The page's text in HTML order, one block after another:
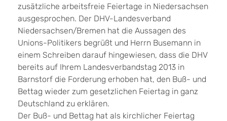
zusätzliche arbeitsfreie Feiertage in Niedersachsen
ausgesprochen. Der DHV-Landesverband
Niedersachsen/Bremen hat die Aussagen des
Unions-Politikers begrüßt und Herrn Busemann in
einem Schreiben darauf hingewiesen, dass die DHV
bereits auf Ihrem Landesverbandstag 2013 in
Barnstorf die Forderung erhoben hat, den Buß- und
Bettag wieder zum gesetzlichen Feiertag in ganz
Deutschland zu erklären.
Der Buß- und Bettag hat als kirchlicher Feiertag